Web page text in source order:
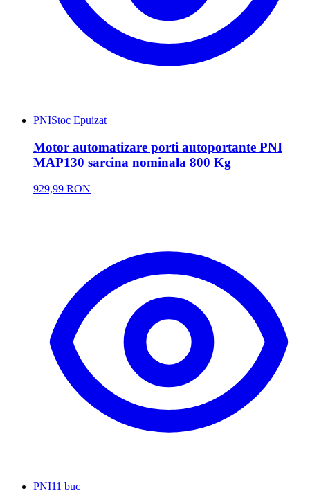
PNIStoc Epuizat
Motor automatizare porti autoportante PNI
MAP130 sarcina nominala 800 Kg
929,99 RON
PNI11 buc